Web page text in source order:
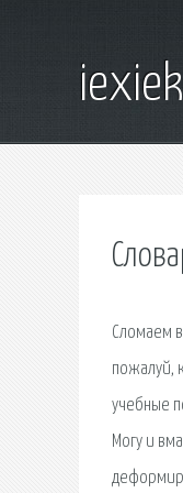
Сломаем
пожалуй,
учебные
Могу и